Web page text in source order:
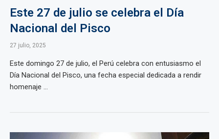
Este 27 de julio se celebra el Día
Nacional del Pisco
27 julio, 2025
Este domingo 27 de julio, el Perú celebra con entusiasmo el
Día Nacional del Pisco, una fecha especial dedicada a rendir
homenaje ...